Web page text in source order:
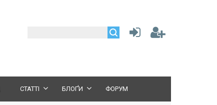
СТАТТІ БЛОҐИ ФОРУМ